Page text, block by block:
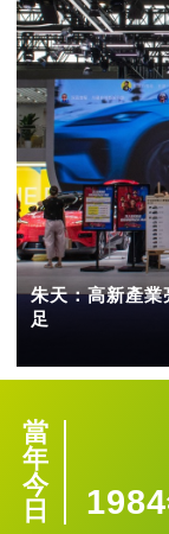
朱天：高新產業
足
當
年
今
日